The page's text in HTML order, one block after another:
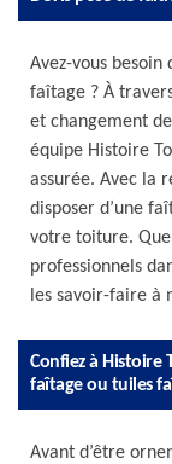
Avez-vous besoin
faîtage ? À
et changement
équipe Histoire
assurée. Avec la
disposer d’une
votre toiture.
professionnels
les savoir-faire
Confiez à Histoire
faîtage ou tuiles
Avant d’être